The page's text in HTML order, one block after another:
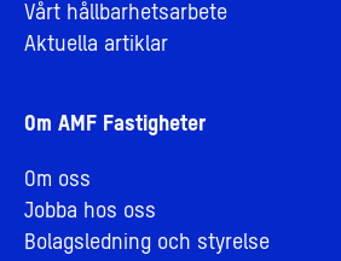
Vårt hållbarhetsarbete
Aktuella artiklar
Om AMF Fastigheter
Om oss
Jobba hos oss
Bolagsledning och styrelse